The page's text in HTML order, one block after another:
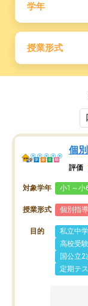
学年
授業形式
個
評価
対象学年 小1～小
授業形式 個別指
目的 私立中
高校受
国公立2
定期テ